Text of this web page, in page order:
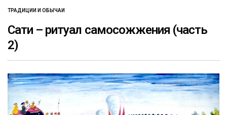
ТРАДИЦИИ И ОБЫЧАИ
Сати – ритуал самосожжения (часть
2)